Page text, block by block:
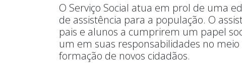
O Serviço Social atua em prol de uma
de assistência para a população. O
pais e alunos a cumprirem um papel
um em suas responsabilidades no
formação de novos cidadãos.